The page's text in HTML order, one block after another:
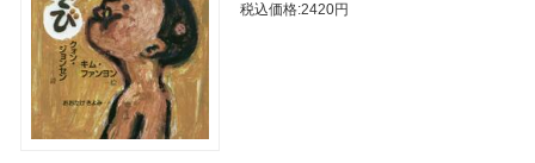
税込価格:2420円